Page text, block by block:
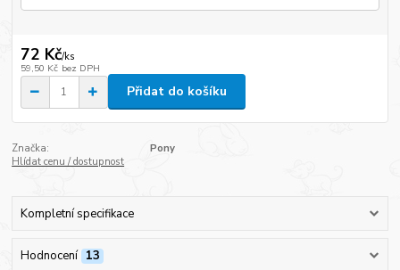
72 Kč/ks
59,50 Kč bez DPH
Přidat do košíku
Značka:
Pony
Hlídat cenu / dostupnost
Kompletní specifikace
Hodnocení 13